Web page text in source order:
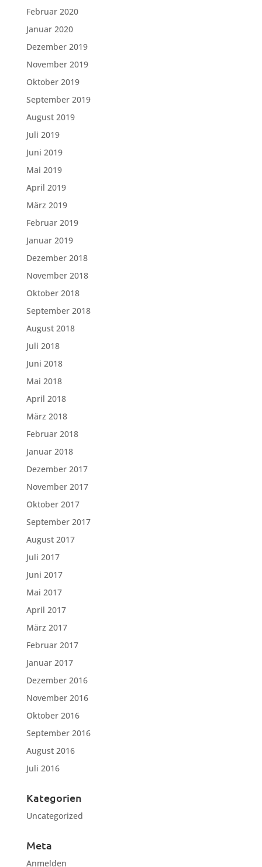
Februar 2020
Januar 2020
Dezember 2019
November 2019
Oktober 2019
September 2019
August 2019
Juli 2019
Juni 2019
Mai 2019
April 2019
März 2019
Februar 2019
Januar 2019
Dezember 2018
November 2018
Oktober 2018
September 2018
August 2018
Juli 2018
Juni 2018
Mai 2018
April 2018
März 2018
Februar 2018
Januar 2018
Dezember 2017
November 2017
Oktober 2017
September 2017
August 2017
Juli 2017
Juni 2017
Mai 2017
April 2017
März 2017
Februar 2017
Januar 2017
Dezember 2016
November 2016
Oktober 2016
September 2016
August 2016
Juli 2016
Kategorien
Uncategorized
Meta
Anmelden